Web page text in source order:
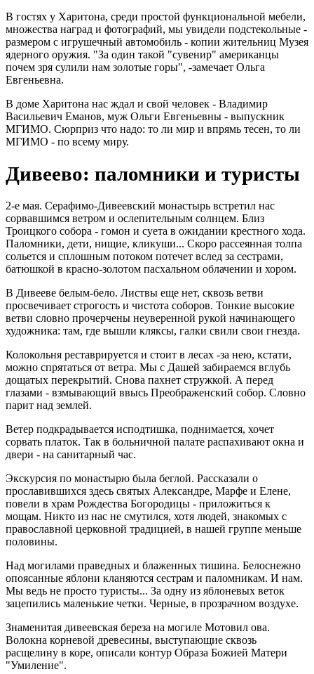
В гостях у Харитона, среди простой функциональной мебели,
множества наград и фотографий, мы увидели подстекольные -
размером с игрушечный автомобиль - копии жительниц Музея
ядерного оружия. "За один такой "сувенир" американцы
почем зря сулили нам золотые горы", -замечает Ольга
Евгеньевна.
В доме Харитона нас ждал и свой человек - Владимир
Васильевич Еманов, муж Ольги Евгеньевны - выпускник
МГИМО. Сюрприз что надо: то ли мир и впрямь тесен, то ли
МГИМО - по всему миру.
Дивеево: паломники и туристы
2-е мая. Серафимо-Дивеевский монастырь встретил нас
сорвавшимся ветром и ослепительным солнцем. Близ
Троицкого собора - гомон и суета в ожидании крестного хода.
Паломники, дети, нищие, кликуши... Скоро рассеянная толпа
сольется и сплошным потоком потечет вслед за сестрами,
батюшкой в красно-золотом пасхальном облачении и хором.
В Дивееве белым-бело. Листвы еще нет, сквозь ветви
просвечивает строгость и чистота соборов. Тонкие высокие
ветви словно прочерчены неуверенной рукой начинающего
художника: там, где вышли кляксы, галки свили свои гнезда.
Колокольня реставрируется и стоит в лесах -за нею, кстати,
можно спрятаться от ветра. Мы с Дашей забираемся вглубь
дощатых перекрытий. Снова пахнет стружкой. А перед
глазами - взмывающий ввысь Преображенский собор. Словно
парит над землей.
Ветер подкрадывается исподтишка, поднимается, хочет
сорвать платок. Так в больничной палате распахивают окна и
двери - на санитарный час.
Экскурсия по монастырю была беглой. Рассказали о
прославившихся здесь святых Александре, Марфе и Елене,
повели в храм Рождества Богородицы - приложиться к
мощам. Никто из нас не смутился, хотя людей, знакомых с
православной церковной традицией, в нашей группе меньше
половины.
Над могилами праведных и блаженных тишина. Белоснежно
опоясанные яблони кланяются сестрам и паломникам. И нам.
Мы ведь не просто туристы... За одну из яблоневых веток
зацепились маленькие четки. Черные, в прозрачном воздухе.
Знаменитая дивеевская береза на могиле Мотовил ова.
Волокна корневой древесины, выступающие сквозь
расщелину в коре, описали контур Образа Божией Матери
"Умиление".